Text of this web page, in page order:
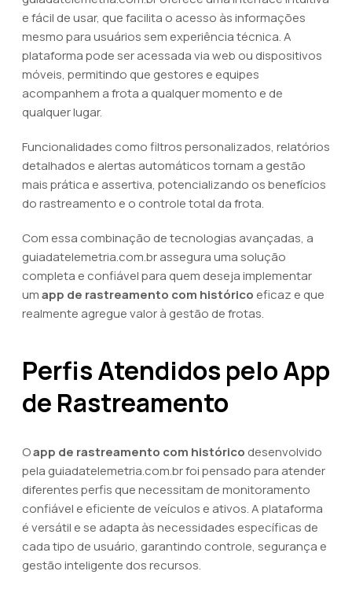
e fácil de usar, que facilita o acesso às informações
mesmo para usuários sem experiência técnica. A
plataforma pode ser acessada via web ou dispositivos
móveis, permitindo que gestores e equipes
acompanhem a frota a qualquer momento e de
qualquer lugar.
Funcionalidades como filtros personalizados, relatórios
detalhados e alertas automáticos tornam a gestão
mais prática e assertiva, potencializando os benefícios
do rastreamento e o controle total da frota.
Com essa combinação de tecnologias avançadas, a
guiadatelemetria.com.br assegura uma solução
completa e confiável para quem deseja implementar
umapp de rastreamento com histórico eficaz e que
realmente agregue valor à gestão de frotas.
Perfis Atendidos pelo App
de Rastreamento
Oapp de rastreamento com histórico desenvolvido
pela guiadatelemetria.com.br foi pensado para atender
diferentes perfis que necessitam de monitoramento
confiável e eficiente de veículos e ativos. A plataforma
é versátil e se adapta às necessidades específicas de
cada tipo de usuário, garantindo controle, segurança e
gestão inteligente dos recursos.